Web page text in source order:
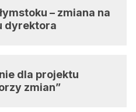
– zmiana na
dyrektora
dla projektu
zmian”